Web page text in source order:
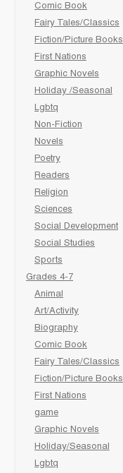
Comic Book
Fairy Tales/Classics
Fiction/Picture Books
First Nations
Graphic Novels
Holiday /Seasonal
Lgbtq
Non-Fiction
Novels
Poetry
Readers
Religion
Sciences
Social Development
Social Studies
Sports
Grades 4-7
Animal
Art/Activity
Biography
Comic Book
Fairy Tales/Classics
Fiction/Picture Books
First Nations
game
Graphic Novels
Holiday/Seasonal
Lgbtq